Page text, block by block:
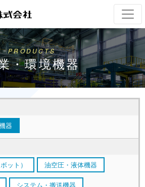
PRODUCTS
・環境機器
器
ット） 油空圧・液体機器
システム・搬送機器